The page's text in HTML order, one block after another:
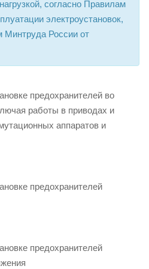
согласно Правилам
электроустановок,
Минтруда России от
предохранителей во
работы в приводах и
аппаратов и
предохранителей
предохранителей